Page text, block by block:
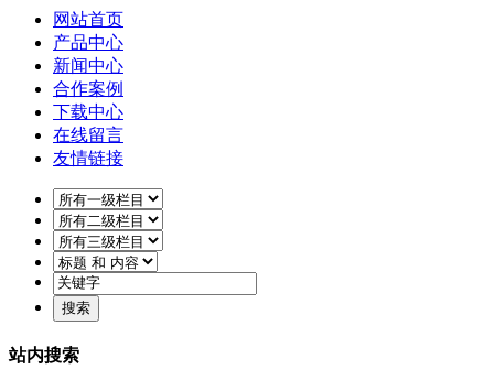
网站首页
产品中心
新闻中心
合作案例
下载中心
在线留言
友情链接
站内搜索